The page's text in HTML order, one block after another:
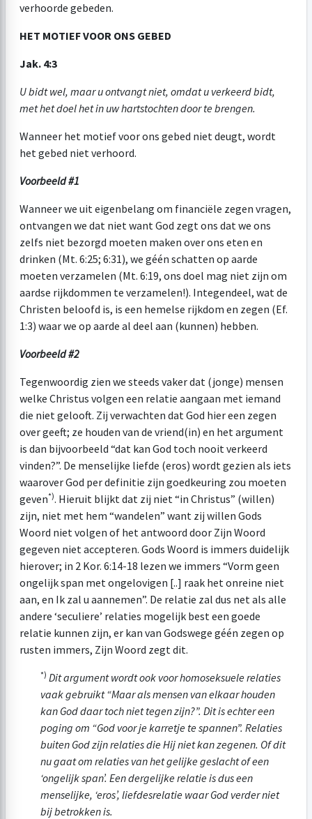
verhoorde gebeden.
HET MOTIEF VOOR ONS GEBED
Jak. 4:3
U bidt wel, maar u ontvangt niet, omdat u verkeerd bidt,
met het doel het in uw hartstochten door te brengen.
Wanneer het motief voor ons gebed niet deugt, wordt
het gebed niet verhoord.
Voorbeeld #1
Wanneer we uit eigenbelang om financiële zegen vragen,
ontvangen we dat niet want God zegt ons dat we ons
zelfs niet bezorgd moeten maken over ons eten en
drinken (Mt. 6:25; 6:31), we géén schatten op aarde
moeten verzamelen (Mt. 6:19, ons doel mag niet zijn om
aardse rijkdommen te verzamelen!). Integendeel, wat de
Christen beloofd is, is een hemelse rijkdom en zegen (Ef.
1:3) waar we op aarde al deel aan (kunnen) hebben.
Voorbeeld #2
Tegenwoordig zien we steeds vaker dat (jonge) mensen
welke Christus volgen een relatie aangaan met iemand
die niet gelooft. Zij verwachten dat God hier een zegen
over geeft; ze houden van de vriend(in) en het argument
is dan bijvoorbeeld “dat kan God toch nooit verkeerd
vinden?”. De menselijke liefde (eros) wordt gezien als iets
waarover God per definitie zijn goedkeuring zou moeten
geven*). Hieruit blijkt dat zij niet “in Christus” (willen)
zijn, niet met hem “wandelen” want zij willen Gods
Woord niet volgen of het antwoord door Zijn Woord
gegeven niet accepteren. Gods Woord is immers duidelijk
hierover; in 2 Kor. 6:14-18 lezen we immers “Vorm geen
ongelijk span met ongelovigen [..] raak het onreine niet
aan, en Ik zal u aannemen”. De relatie zal dus net als alle
andere ‘seculiere’ relaties mogelijk best een goede
relatie kunnen zijn, er kan van Godswege géén zegen op
rusten immers, Zijn Woord zegt dit.
*) Dit argument wordt ook voor homoseksuele relaties
vaak gebruikt “Maar als mensen van elkaar houden
kan God daar toch niet tegen zijn?”. Dit is echter een
poging om “God voor je karretje te spannen”. Relaties
buiten God zijn relaties die Hij niet kan zegenen. Of dit
nu gaat om relaties van het gelijke geslacht of een
‘ongelijk span’. Een dergelijke relatie is dus een
menselijke, ‘eros’, liefdesrelatie waar God verder niet
bij betrokken is.